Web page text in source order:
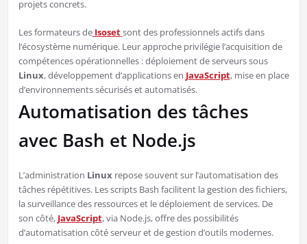
projets concrets.
Les formateurs de Isosetsont des professionnels actifs dans
l’écosystème numérique. Leur approche privilégie l’acquisition de
compétences opérationnelles : déploiement de serveurs sous
Linux, développement d’applications en JavaScript, mise en place
d’environnements sécurisés et automatisés.
Automatisation des tâches
avec Bash et Node.js
L’administration Linux repose souvent sur l’automatisation des
tâches répétitives. Les scripts Bash facilitent la gestion des fichiers,
la surveillance des ressources et le déploiement de services. De
son côté, JavaScript, via Node.js, offre des possibilités
d’automatisation côté serveur et de gestion d’outils modernes.